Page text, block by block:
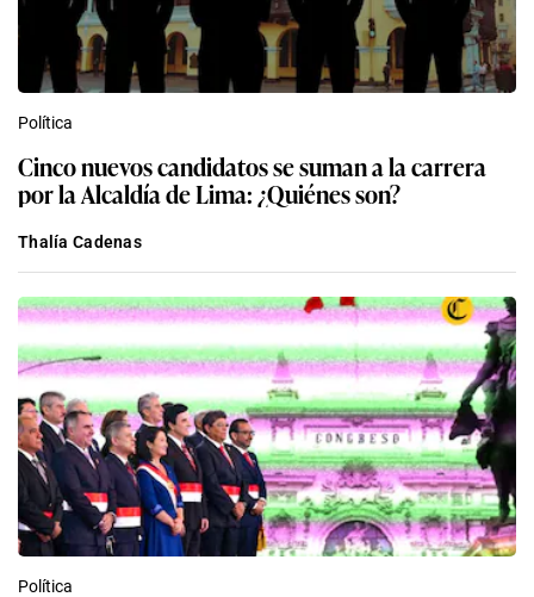
Política
Cinco nuevos candidatos se suman a la carrera
por la Alcaldía de Lima: ¿Quiénes son?
Thalía Cadenas
Política